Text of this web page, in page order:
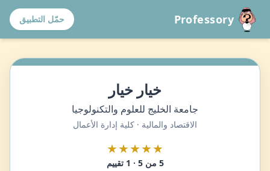
Professory حمّل التطبيق
خيار خيار
جامعة الخليج للعلوم والتكنولوجيا
الاقتصاد والمالية · كلية إدارة الأعمال
★★★★★
5 من 5 · 1 تقييم